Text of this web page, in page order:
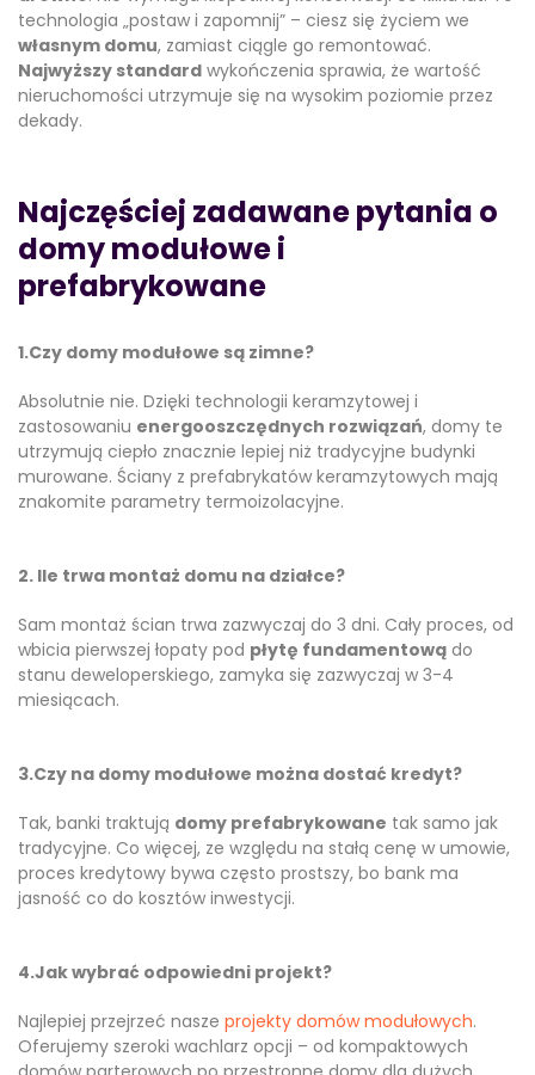
technologia „postaw i zapomnij” – ciesz się życiem we
własnym domu, zamiast ciągle go remontować.
Najwyższy standard wykończenia sprawia, że wartość
nieruchomości utrzymuje się na wysokim poziomie przez
dekady.
Najczęściej zadawane pytania o
domy modułowe i
prefabrykowane
1.Czy domy modułowe są zimne?
Absolutnie nie. Dzięki technologii keramzytowej i
zastosowaniu energooszczędnych rozwiązań, domy te
utrzymują ciepło znacznie lepiej niż tradycyjne budynki
murowane. Ściany z prefabrykatów keramzytowych mają
znakomite parametry termoizolacyjne.
2. Ile trwa montaż domu na działce?
Sam montaż ścian trwa zazwyczaj do 3 dni. Cały proces, od
wbicia pierwszej łopaty pod płytę fundamentową do
stanu deweloperskiego, zamyka się zazwyczaj w 3-4
miesiącach.
3.Czy na domy modułowe można dostać kredyt?
Tak, banki traktują domy prefabrykowane tak samo jak
tradycyjne. Co więcej, ze względu na stałą cenę w umowie,
proces kredytowy bywa często prostszy, bo bank ma
jasność co do kosztów inwestycji.
4.Jak wybrać odpowiedni projekt?
Najlepiej przejrzeć nasze projekty domów modułowych.
Oferujemy szeroki wachlarz opcji – od kompaktowych